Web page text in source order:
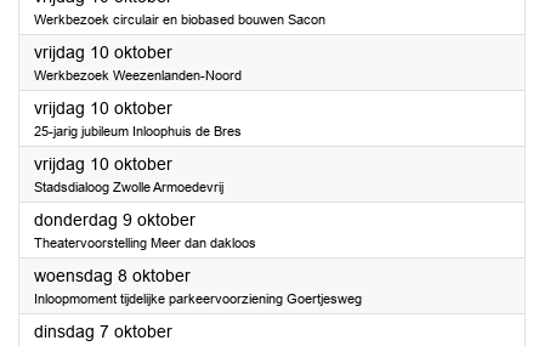
Werkbezoek circulair en biobased bouwen Sacon
vrijdag 10 oktober2025
Werkbezoek Weezenlanden-Noord
vrijdag 10 oktober2025
25-jarig jubileum Inloophuis de Bres
vrijdag 10 oktober2025
Stadsdialoog Zwolle Armoedevrij
donderdag 9 oktober2025
Theatervoorstelling Meer dan dakloos
woensdag 8 oktober2025
Inloopmoment tijdelijke parkeervoorziening Goertjesweg
dinsdag 7 oktober2025